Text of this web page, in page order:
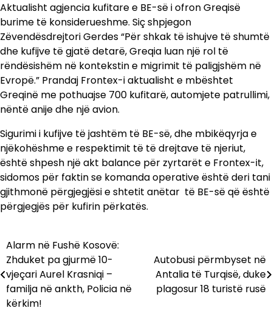
Aktualisht agjencia kufitare e BE-së i ofron Greqisë
burime të konsiderueshme. Siç shpjegon
Zëvendësdrejtori Gerdes “Për shkak të ishujve të shumtë
dhe kufijve të gjatë detarë, Greqia luan një rol të
rëndësishëm në kontekstin e migrimit të paligjshëm në
Evropë.” Prandaj Frontex-i aktualisht e mbështet
Greqinë me pothuajse 700 kufitarë, automjete patrullimi,
nëntë anije dhe një avion.
Sigurimi i kufijve të jashtëm të BE-së, dhe mbikëqyrja e
njëkohëshme e respektimit të të drejtave të njeriut,
është shpesh një akt balance për zyrtarët e Frontex-it,
sidomos për faktin se komanda operative është deri tani
gjithmonë përgjegjësi e shtetit anëtar të BE-së që është
përgjegjës për kufirin përkatës.
Lëvizje
te
postimet
Alarm në Fushë Kosovë:
Zhduket pa gjurmë 10-
vjeçari Aurel Krasniqi –
familja në ankth, Policia në
kërkim!
Autobusi përmbyset në
Antalia të Turqisë, duke
plagosur 18 turistë rusë